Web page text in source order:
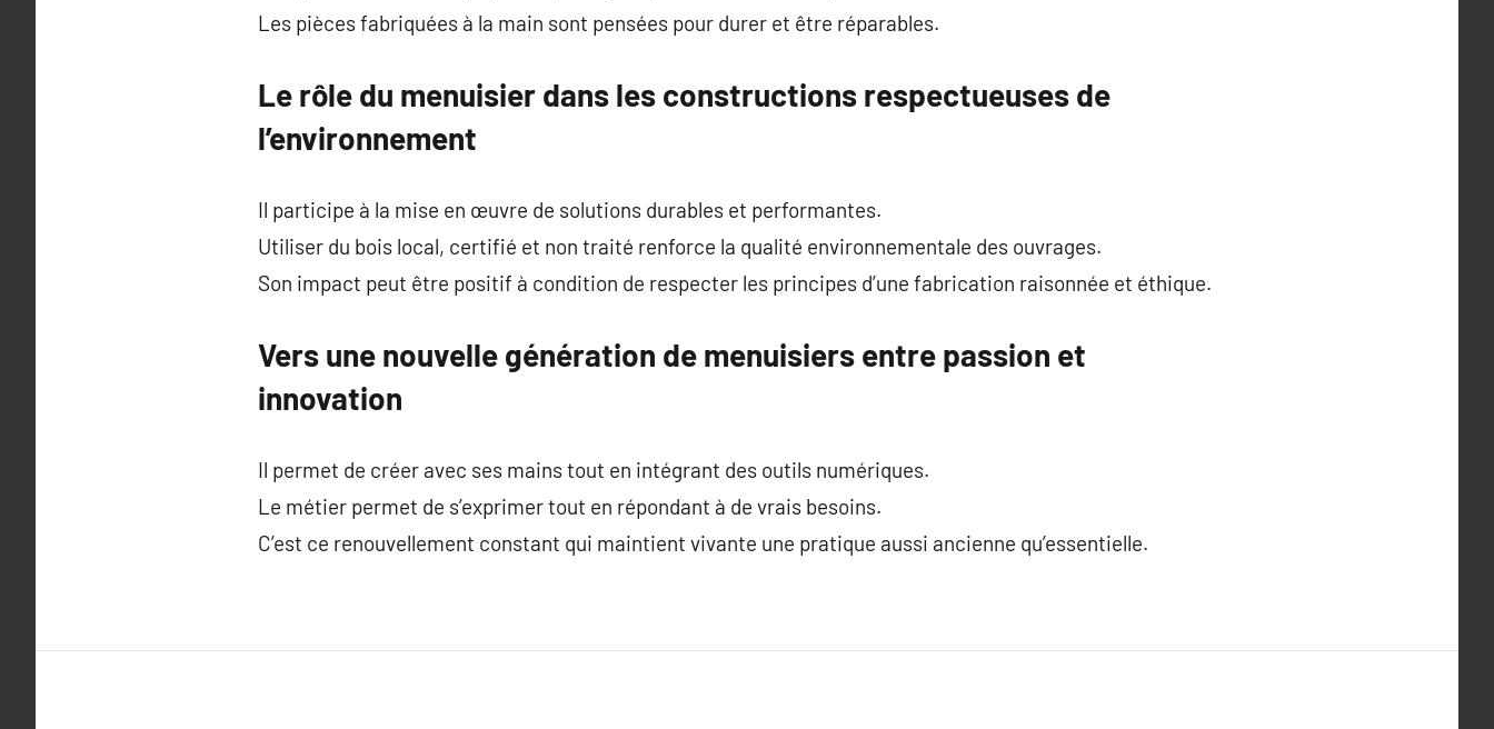
Les pièces fabriquées à la main sont pensées pour durer et être réparables.
Le rôle du menuisier dans les constructions respectueuses de
l’environnement
Il participe à la mise en œuvre de solutions durables et performantes.
Utiliser du bois local, certifié et non traité renforce la qualité environnementale des ouvrages.
Son impact peut être positif à condition de respecter les principes d’une fabrication raisonnée et éthique.
Vers une nouvelle génération de menuisiers entre passion et
innovation
Il permet de créer avec ses mains tout en intégrant des outils numériques.
Le métier permet de s’exprimer tout en répondant à de vrais besoins.
C’est ce renouvellement constant qui maintient vivante une pratique aussi ancienne qu’essentielle.